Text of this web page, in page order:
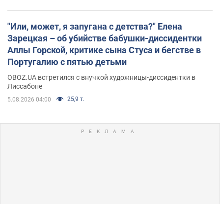
"Или, может, я запугана с детства?" Елена
Зарецкая – об убийстве бабушки-диссидентки
Аллы Горской, критике сына Стуса и бегстве в
Португалию с пятью детьми
OBOZ.UA встретился с внучкой художницы-диссидентки в
Лиссабоне
5.08.2026 04:00 25,9 т.